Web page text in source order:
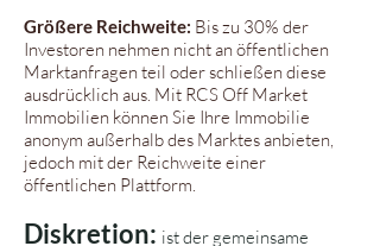
Größere Reichweite: Bis zu 30% der
Investoren nehmen nicht an öffentlichen
Marktanfragen teil oder schließen diese
ausdrücklich aus. Mit RCS Off Market
Immobilien können Sie Ihre Immobilie
anonym außerhalb des Marktes anbieten,
jedoch mit der Reichweite einer
öffentlichen Plattform.
Diskretion: ist der gemeinsame